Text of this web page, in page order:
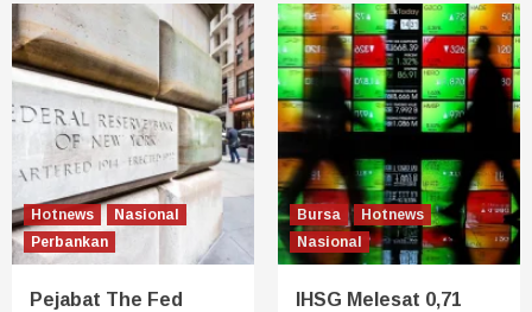
Hotnews
Nasional
Perbankan
Pejabat The Fed
Bursa
Hotnews
Nasional
IHSG Melesat 0,71